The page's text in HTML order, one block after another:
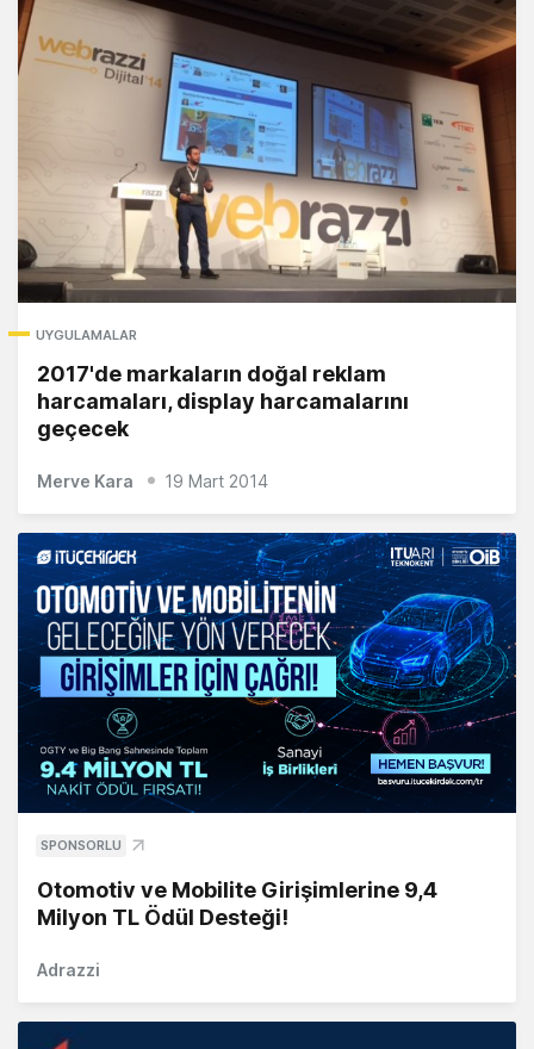
UYGULAMALAR
2017'de markaların doğal reklam
harcamaları, display harcamalarını
geçecek
Merve Kara 19 Mart 2014
SPONSORLU
Otomotiv ve Mobilite Girişimlerine 9,4
Milyon TL Ödül Desteği!
Adrazzi